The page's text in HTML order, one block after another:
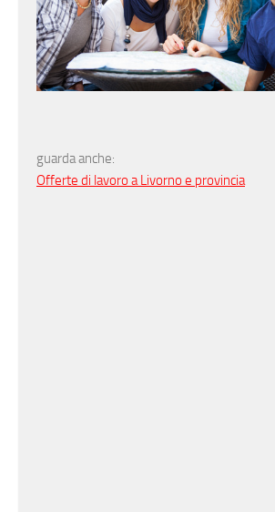
guarda anche:
Offerte di lavoro a Livorno e provincia